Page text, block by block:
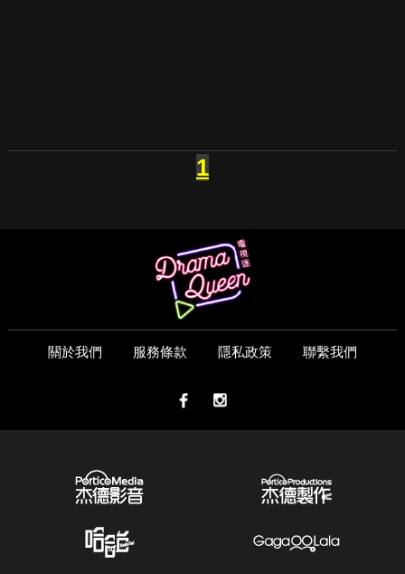
1
關於我們 服務條款 隱私政策 聯繫我們